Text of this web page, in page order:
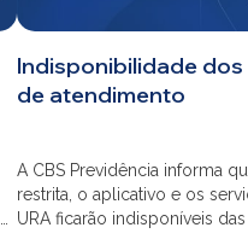
Indisponibilidade dos
de atendimento
A CBS Previdência informa
restrita, o aplicativo e os
URA ficarão indisponíveis